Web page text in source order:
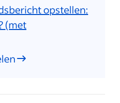
opstellen:
(met